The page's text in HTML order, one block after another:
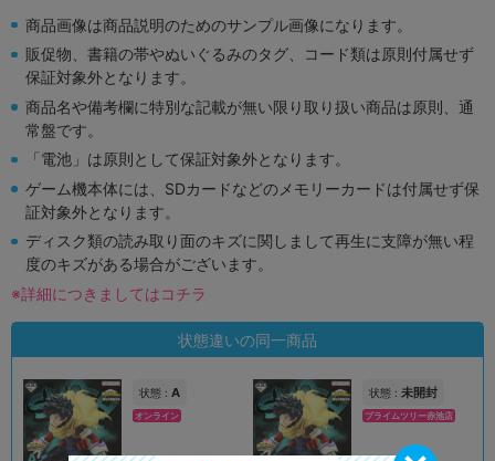
商品画像は商品説明のためのサンプル画像になります。
販促物、書籍の帯やぬいぐるみのタグ、コード類は原則付属せず
保証対象外となります。
商品名や備考欄に特別な記載が無い限り取り扱い商品は原則、通
常盤です。
「電池」は原則として保証対象外となります。
ゲーム機本体には、SDカードなどのメモリーカードは付属せず保
証対象外となります。
ディスク類の読み取り面のキズに関しまして再生に支障が無い程
度のキズがある場合がございます。
※詳細につきましてはコチラ
状態違いの同一商品
状態 : A
オンライン
状態 : 未開封
プライムツリー赤池店